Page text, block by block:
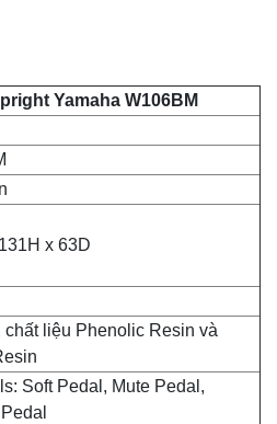
Yamaha W106BM
x 63D
chất liệu Phenolic Resin và
Soft Pedal, Mute Pedal,